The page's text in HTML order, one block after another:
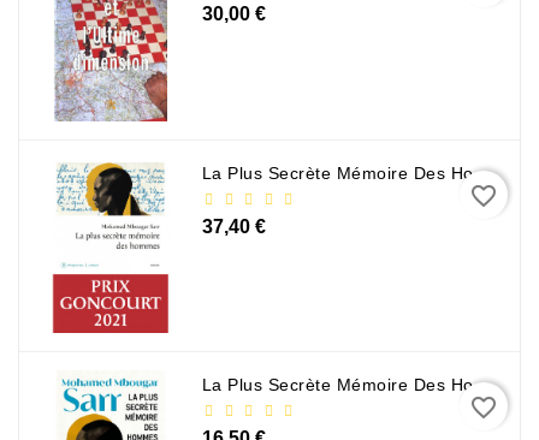
30,00 €
La Plus Secrète Mémoire Des Hommes - Mohamed Mbougar Sarr
37,40 €
favorite_border
La Plus Secrète Mémoire Des Hommes - Mohamed Mbougar Sarr
favorite_border